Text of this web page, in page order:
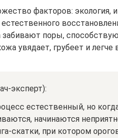
факторов: экология,
поры,
увядает, грубеет и легче
эксперт):
естественный, но
начинаются
скатки, при котором